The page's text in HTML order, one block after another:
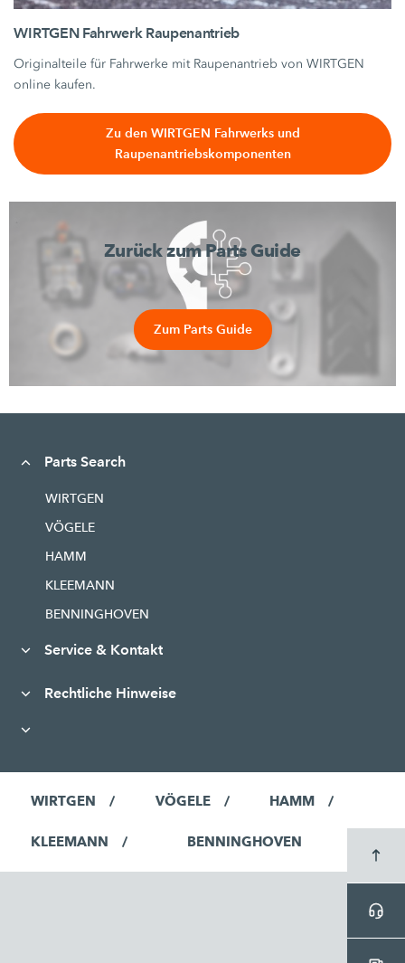
WIRTGEN Fahrwerk Raupenantrieb
Originalteile für Fahrwerke mit Raupenantrieb von WIRTGEN
online kaufen.
Zu den WIRTGEN Fahrwerks und
Raupenantriebskomponenten
Zurück zum Parts Guide
Zum Parts Guide
Parts Search
WIRTGEN
VÖGELE
HAMM
KLEEMANN
BENNINGHOVEN
Service & Kontakt
Rechtliche Hinweise
WIRTGEN VÖGELE HAMM
KLEEMANN BENNINGHOVEN